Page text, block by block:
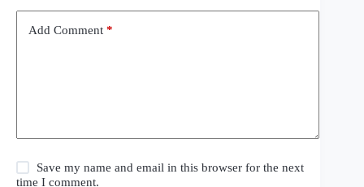
Add Comment *
Save my name and email in this browser for the next
time I comment.